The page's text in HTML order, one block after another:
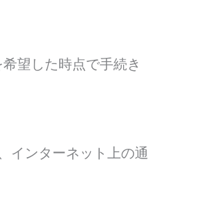
希望した時点で手続き
インターネット上の通